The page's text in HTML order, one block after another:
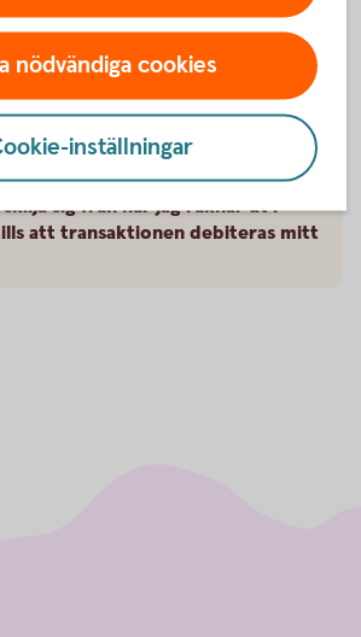
avgiften för ett kortköp som
i kostnaden för en
sig från när jag räknar ut i
att transaktionen debiteras mitt
nödvändiga cookies
inställningar